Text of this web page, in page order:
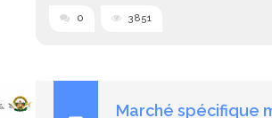
0 3851
Marché spécifique